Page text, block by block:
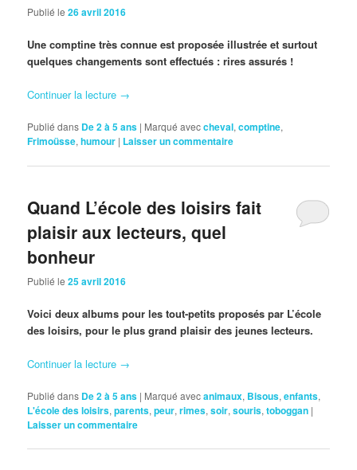
Publié le26 avril 2016
Une comptine très connue est proposée illustrée et surtout
quelques changements sont effectués : rires assurés !
Continuer la lecture →
Publié dans De 2 à 5 ans | Marqué aveccheval,comptine,
Frimoüsse,humour | Laisser un commentaire
Quand L’école des loisirs fait
plaisir aux lecteurs, quel
bonheur
Publié le25 avril 2016
Voici deux albums pour les tout-petits proposés par L’école
des loisirs, pour le plus grand plaisir des jeunes lecteurs.
Continuer la lecture →
Publié dans De 2 à 5 ans | Marqué avecanimaux, Bisous,enfants,
L'école des loisirs,parents,peur,rimes,soir,souris,toboggan |
Laisser un commentaire